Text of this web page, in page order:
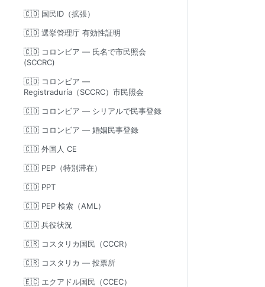
🇨🇴 国民ID（拡張）
🇨🇴 選挙管理庁 有効性証明
🇨🇴 コロンビア — 氏名で市民照会
(SCCRC)
🇨🇴 コロンビア —
Registraduría（SCCRC）市民照会
🇨🇴 コロンビア — シリアルで民事登録
🇨🇴 コロンビア — 婚姻民事登録
🇨🇴 外国人 CE
🇨🇴 PEP（特別滞在）
🇨🇴 PPT
🇨🇴 PEP 検索（AML）
🇨🇴 兵役状況
🇨🇷 コスタリカ国民（CCCR）
🇨🇷 コスタリカ — 投票所
🇪🇨 エクアドル国民（CCEC）